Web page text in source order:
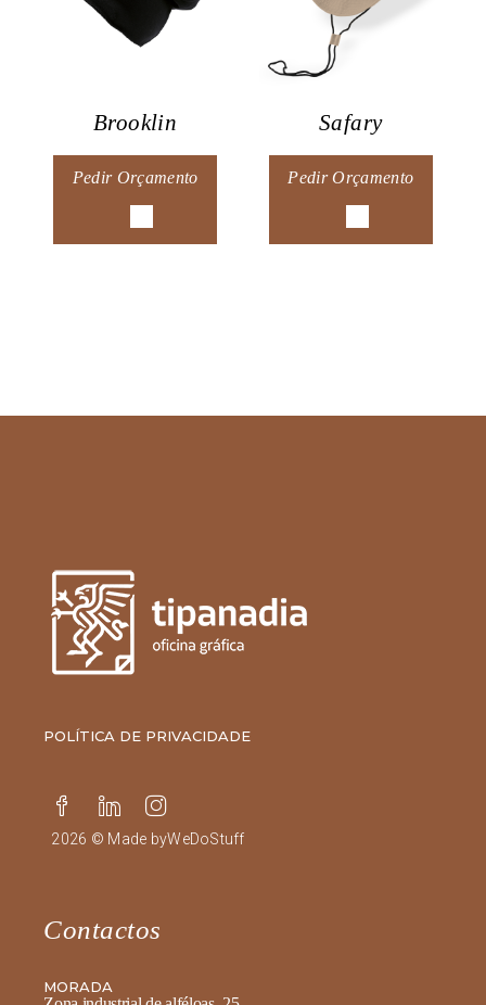
Brooklin
Pedir Orçamento
Safary
Pedir Orçamento
POLÍTICA DE PRIVACIDADE
2026 © Made byWeDoStuff
Contactos
MORADA